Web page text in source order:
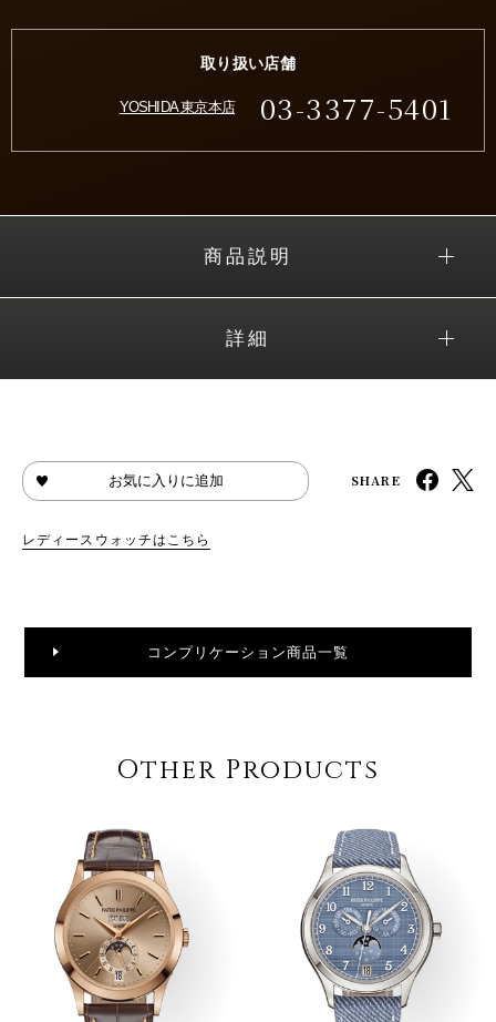
取り扱い店舗
YOSHIDA 東京本店 03-3377-5401
商品説明
詳細
お気に入りに追加 SHARE
レディースウォッチはこちら
コンプリケーション商品一覧
Other Products